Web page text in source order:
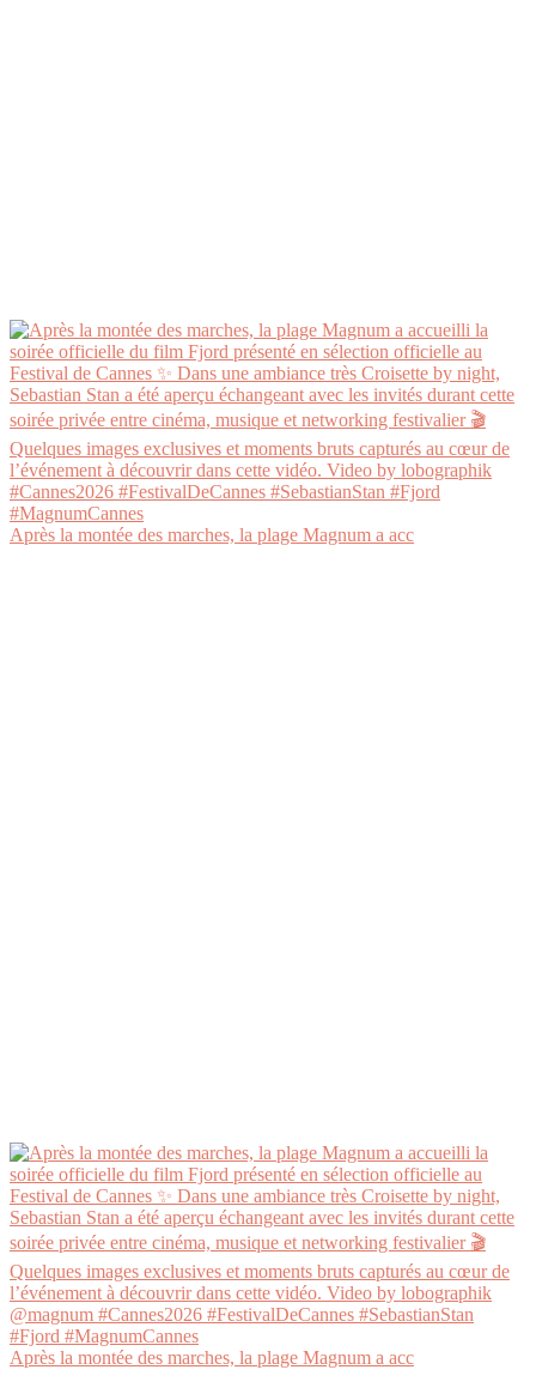
Après la montée des marches, la plage Magnum a acc
Après la montée des marches, la plage Magnum a acc